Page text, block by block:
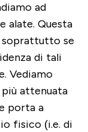
ad
alate. Questa
soprattutto se
di tali
Vediamo
più attenuata
porta a
fisico (i.e. di